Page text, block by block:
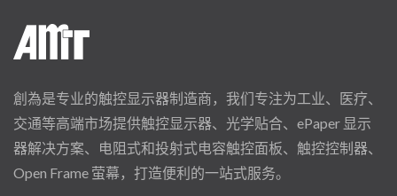
創為是专业的触控显示器制造商，我们专注为工业、医疗、
交通等高端市场提供触控显示器、光学贴合、ePaper 显示
器解决方案、电阻式和投射式电容触控面板、触控控制器、
Open Frame 萤幕，打造便利的一站式服务。